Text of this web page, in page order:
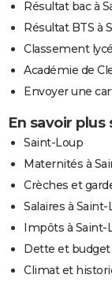
Résultat bac à
Résultat BTS à
Classement
Académie de
Envoyer une
En savoir plus
Saint-Loup
Maternités à
Crèches et
Salaires à Saint-
Impôts à Saint-
Dette et
Climat et